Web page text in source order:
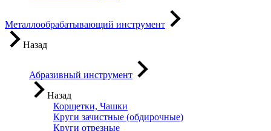
Металлообрабатывающий инструмент
Назад
Абразивный инструмент
Назад
Корщетки, Чашки
Круги зачистные (обдирочные)
Круги отрезные